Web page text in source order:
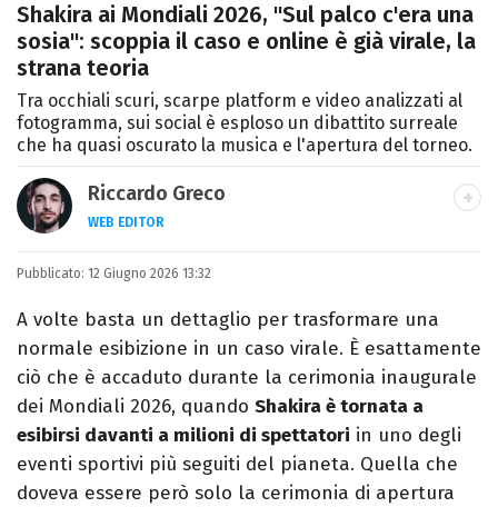
Shakira ai Mondiali 2026, "Sul palco c'era una
sosia": scoppia il caso e online è già virale, la
strana teoria
Tra occhiali scuri, scarpe platform e video analizzati al
fotogramma, sui social è esploso un dibattito surreale
che ha quasi oscurato la musica e l'apertura del torneo.
Riccardo Greco
WEB EDITOR
LINKEDIN
Si avvicina all'editoria studiando all'IED
come Fashion Editor. Si specializza poi in
Comunicazione digitale, Giornalismo e
Nuovi media presso La Sapienza,
collaborando con alcune testate ed uffici
stampa.
Pubblicato: 12 Giugno 2026 13:32
A volte basta un dettaglio per trasformare una
normale esibizione in un caso virale. È esattamente
ciò che è accaduto durante la cerimonia inaugurale
dei Mondiali 2026, quando Shakira è tornata a
esibirsi davanti a milioni di spettatori in uno degli
eventi sportivi più seguiti del pianeta. Quella che
doveva essere però solo la cerimonia di apertura